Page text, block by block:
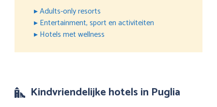
▸ Adults-only resorts
▸ Entertainment, sport en activiteiten
▸ Hotels met wellness
Kindvriendelijke hotels in Puglia